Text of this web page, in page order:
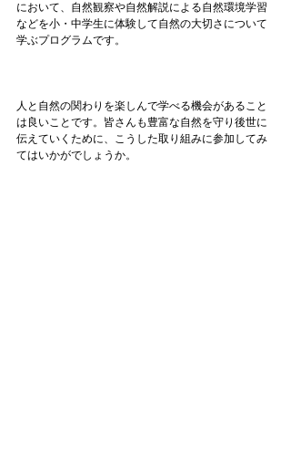
において、自然観察や自然解説による自然環境学習
などを小・中学生に体験して自然の大切さについて
学ぶプログラムです。
人と自然の関わりを楽しんで学べる機会があること
は良いことです。皆さんも豊富な自然を守り後世に
伝えていくために、こうした取り組みに参加してみ
てはいかがでしょうか。